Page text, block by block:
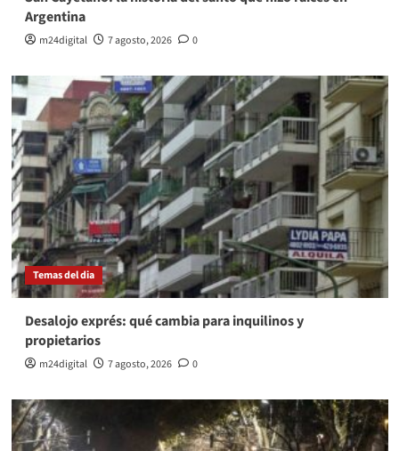
Argentina
m24digital 7 agosto, 2026 0
Temas del dia
Desalojo exprés: qué cambia para inquilinos y
propietarios
m24digital 7 agosto, 2026 0